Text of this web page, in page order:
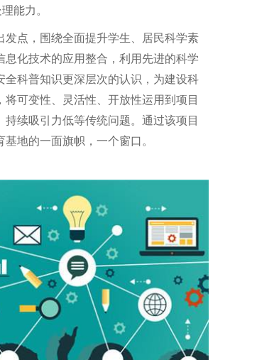
能力。
点，围绕全面提升学生、居民科学素
化技术的应用整合，利用先进的科学
科普知识更深层次的认识，为建设科
可变性、灵活性、开放性运用到项目
续吸引力低等传统问题。通过该项目
地的一面旗帜，一个窗口。